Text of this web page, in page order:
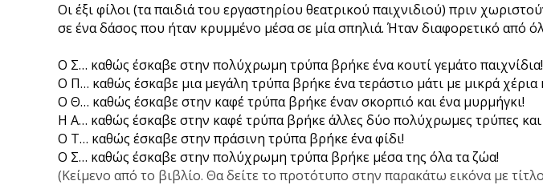
Οι έξι φίλοι (τα παιδιά του εργαστηρίου θεατρικού παιχνιδιού) πριν
σε ένα δάσος που ήταν κρυμμένο μέσα σε μία σπηλιά. Ήταν διαφορετικό από
Ο Σ… καθώς έσκαβε στην πολύχρωμη τρύπα βρήκε ένα κουτί γεμάτο παιχνίδια!
Ο Π… καθώς έσκαβε μια μεγάλη τρύπα βρήκε ένα τεράστιο μάτι με μικρά χέρια
Ο Θ… καθώς έσκαβε στην καφέ τρύπα βρήκε έναν σκορπιό και ένα μυρμήγκι!
Η Α… καθώς έσκαβε στην καφέ τρύπα βρήκε άλλες δύο πολύχρωμες τρύπες και
Ο Τ… καθώς έσκαβε στην πράσινη τρύπα βρήκε ένα φίδι!
Ο Σ… καθώς έσκαβε στην πολύχρωμη τρύπα βρήκε μέσα της όλα τα ζώα!
(Κείμενο από το βιβλίο. Θα δείτε το προτότυπο στην παρακάτω εικόνα με